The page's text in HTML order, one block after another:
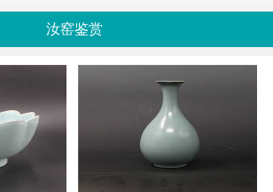
汝窑鉴赏